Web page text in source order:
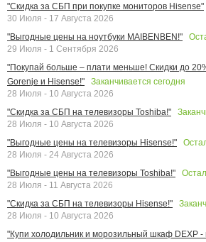
"Скидка за СБП при покупке мониторов Hisense"
30 Июля - 17 Августа 2026
"Выгодные цены на ноутбуки MAIBENBEN!"
29 Июля - 1 Сентября 2026
"Покупай больше – плати меньше! Скидки до
Gorenje и Hisense!"
Заканчивается сегодня
28 Июля - 10 Августа 2026
"Скидка за СБП на телевизоры Toshiba!"
28 Июля - 10 Августа 2026
"Выгодные цены на телевизоры Hisense!"
28 Июля - 24 Августа 2026
"Выгодные цены на телевизоры Toshiba!"
28 Июля - 11 Августа 2026
"Скидка за СБП на телевизоры Hisense!"
28 Июля - 10 Августа 2026
"Купи холодильник и морозильный шкаф DEXP -